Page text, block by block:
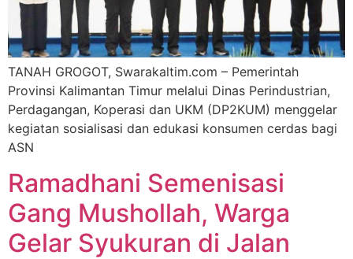
TANAH GROGOT, Swarakaltim.com – Pemerintah
Provinsi Kalimantan Timur melalui Dinas Perindustrian,
Perdagangan, Koperasi dan UKM (DP2KUM) menggelar
kegiatan sosialisasi dan edukasi konsumen cerdas bagi
ASN
Ramadhani Semenisasi
Gang Mushollah, Warga
Gelar Syukuran di Jalan